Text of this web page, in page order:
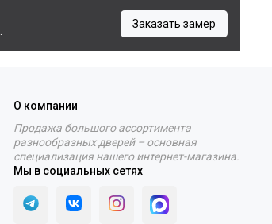
Заказать замер
О компании
Продажа большого ассортимента
разнообразных дверей – основная
специализация нашего интернет-магазина.
Мы в социальных сетях